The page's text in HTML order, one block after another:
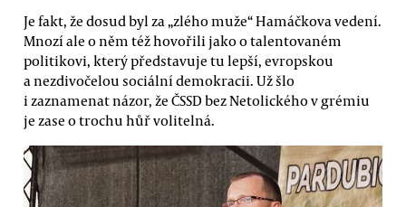
Je fakt, že dosud byl za „zlého muže“ Hamáčkova vedení.
Mnozí ale o něm též hovořili jako o talentovaném
politikovi, který představuje tu lepší, evropskou
a nezdivočelou sociální demokracii. Už šlo
i zaznamenat názor, že ČSSD bez Netolického v grémiu
je zase o trochu hůř volitelná.